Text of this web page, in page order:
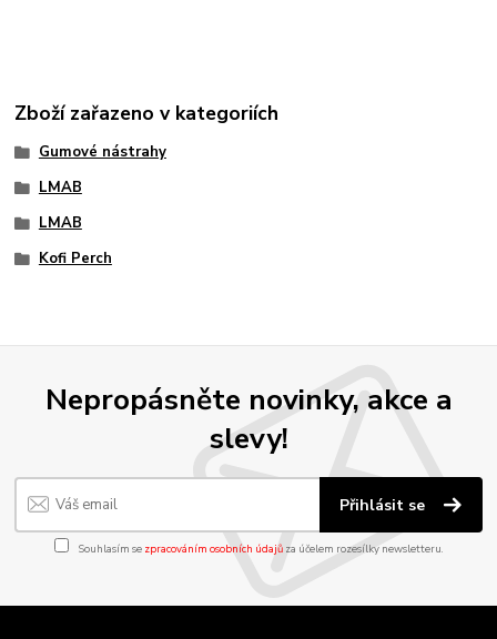
Zboží zařazeno v kategoriích
Gumové nástrahy
LMAB
LMAB
Kofi Perch
Nepropásněte novinky, akce a
slevy!
Přihlásit se
Souhlasím se zpracováním osobních údajůza účelem rozesílky newsletteru.